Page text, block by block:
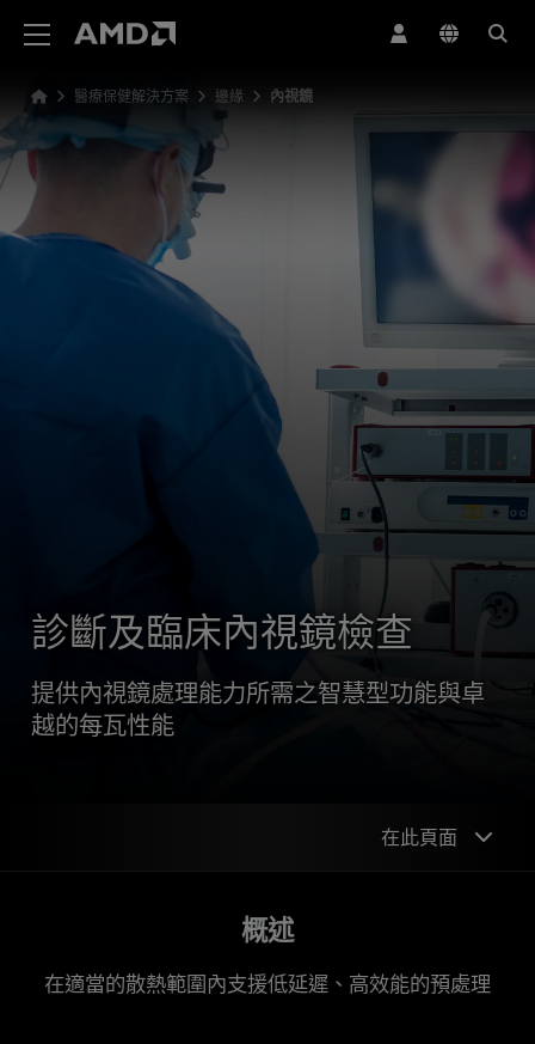
醫療保健解決方案 邊緣 內視鏡
診斷及臨床內視鏡檢查
提供內視鏡處理能力所需之智慧型功能與卓
越的每瓦性能
在此頁面
概述
在適當的散熱範圍內支援低延遲、高效能的預處理